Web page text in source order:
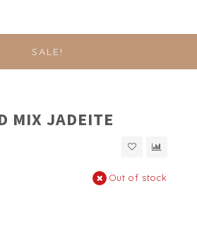
SALE!
MIX JADEITE
Out of stock